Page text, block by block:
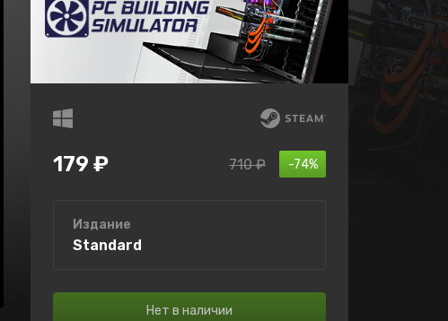
179 ₽ -74%
710 ₽
Издание
Standard
Нет в наличии